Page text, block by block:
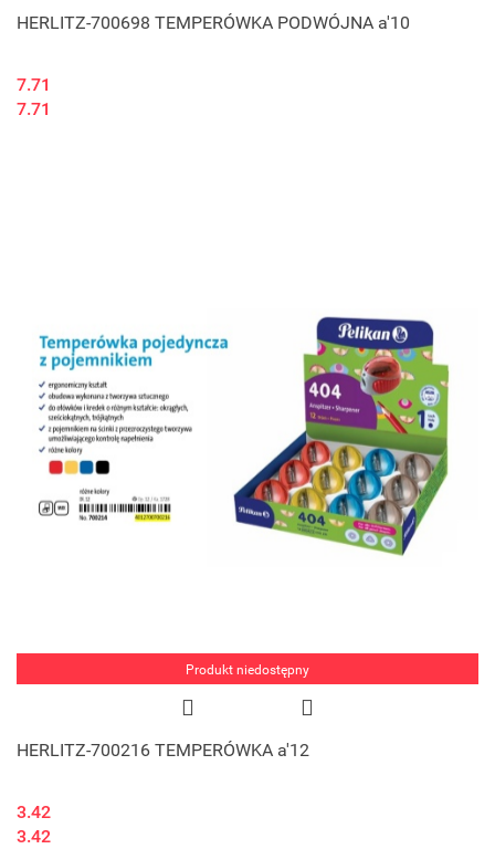
HERLITZ-700698 TEMPERÓWKA PODWÓJNA a'10
7.71
7.71
Produkt niedostępny
HERLITZ-700216 TEMPERÓWKA a'12
3.42
3.42